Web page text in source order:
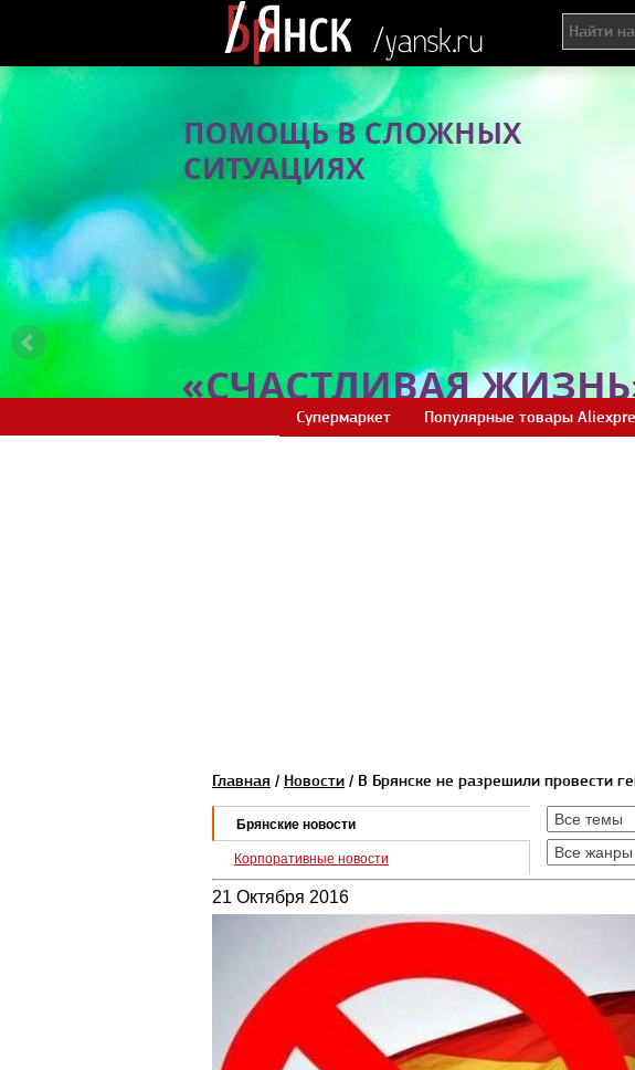
Супермаркет Популярные товары
Главная / Новости / В Брянске не разрешили провести
Брянские новости
Корпоративные новости
21 Октября 2016